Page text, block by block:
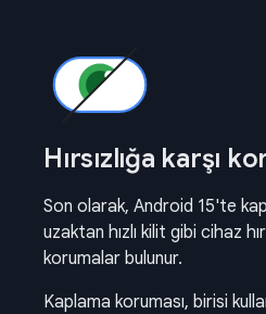
Hırsızlığa karşı
Son olarak, Android 15'te
uzaktan hızlı kilit gibi cihaz
korumalar bulunur.
Kaplama koruması, birisi